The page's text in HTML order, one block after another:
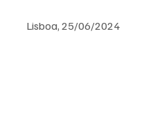
Lisboa, 25/06/2024